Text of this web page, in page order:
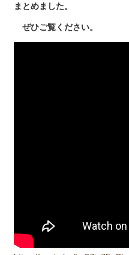
まとめました。
ぜひご覧ください。